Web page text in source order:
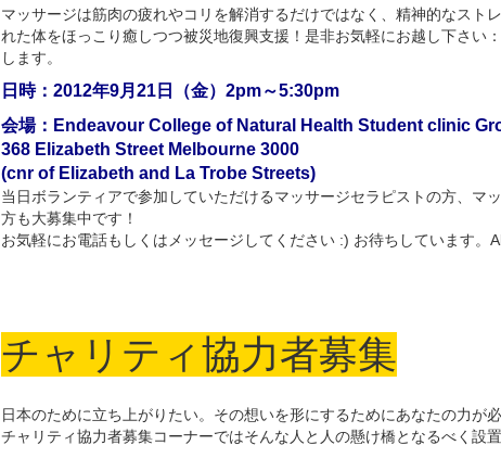
マッサージは筋肉の疲れやコリを解消するだけではなく、精神的なスト
れた体をほっこり癒しつつ被災地復興支援！是非お気軽にお越し下さい
します。
日時：2012年9月21日（金）2pm～5:30pm
会場：Endeavour College of Natural Health Student clinic
368 Elizabeth Street Melbourne 3000
(cnr of Elizabeth and La Trobe Streets)
当日ボランティアで参加していただけるマッサージセラピストの方、マ
方も大募集中です！
お気軽にお電話もしくはメッセージしてください :) お待ちしています。
チャリティ協力者募集
日本のために立ち上がりたい。その想いを形にするためにあなたの力が必
チャリティ協力者募集コーナーではそんな人と人の懸け橋となるべく設置